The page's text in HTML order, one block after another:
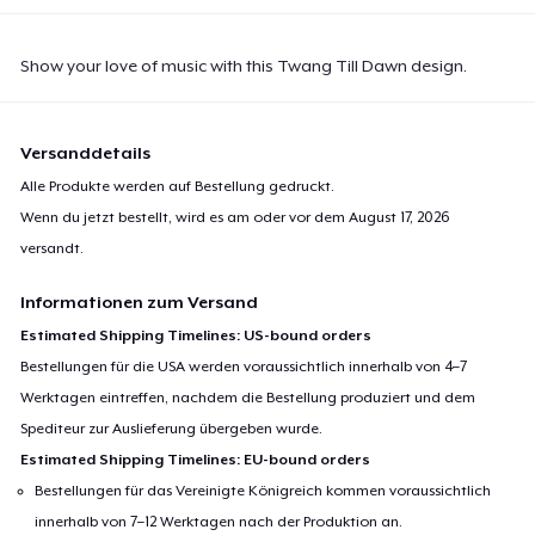
Show your love of music with this Twang Till Dawn design.
Versanddetails
Alle Produkte werden auf Bestellung gedruckt.
Wenn du jetzt bestellt, wird es am oder vor demAugust 17, 2026
versandt.
Informationen zum Versand
Estimated Shipping Timelines: US-bound orders
Bestellungen für die USA werden voraussichtlich innerhalb von 4–7
Werktagen eintreffen, nachdem die Bestellung produziert und dem
Spediteur zur Auslieferung übergeben wurde.
Estimated Shipping Timelines: EU-bound orders
Bestellungen für das Vereinigte Königreich kommen voraussichtlich
innerhalb von 7–12 Werktagen nach der Produktion an.